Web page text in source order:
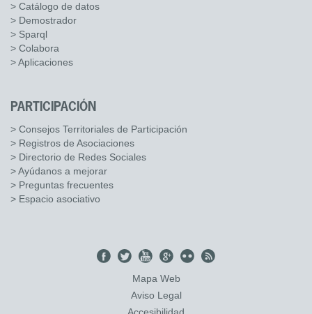
> Catálogo de datos
> Demostrador
> Sparql
> Colabora
> Aplicaciones
PARTICIPACIÓN
> Consejos Territoriales de Participación
> Registros de Asociaciones
> Directorio de Redes Sociales
> Ayúdanos a mejorar
> Preguntas frecuentes
> Espacio asociativo
Mapa Web
Aviso Legal